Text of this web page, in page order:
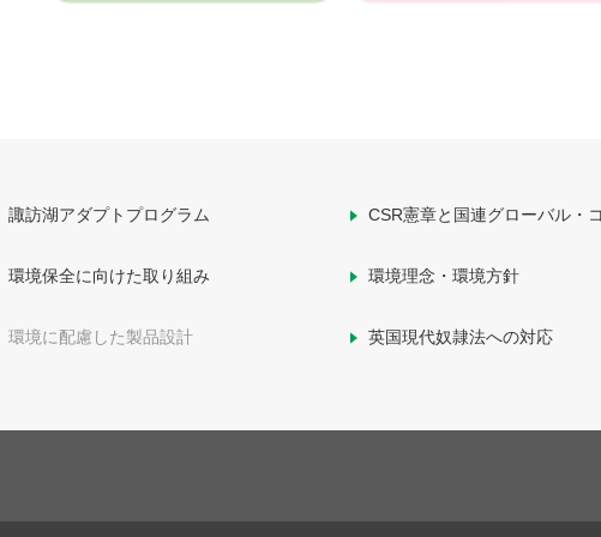
諏訪湖アダプトプログラム CSR憲章と国連グローバル・
環境保全に向けた取り組み 環境理念・環境方針
環境に配慮した製品設計 英国現代奴隷法への対応